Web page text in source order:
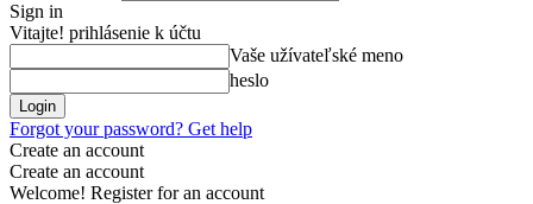
Sign in
Vitajte! prihlásenie k účtu
Vaše užívateľské meno
heslo
Forgot your password? Get help
Create an account
Create an account
Welcome! Register for an account